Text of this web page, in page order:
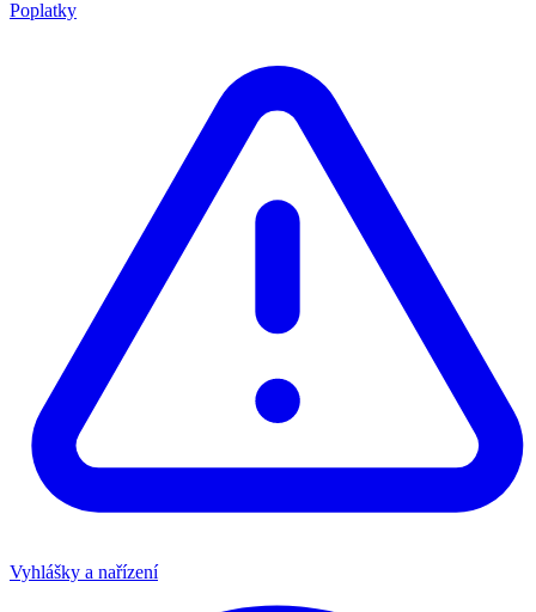
Poplatky
Vyhlášky a nařízení